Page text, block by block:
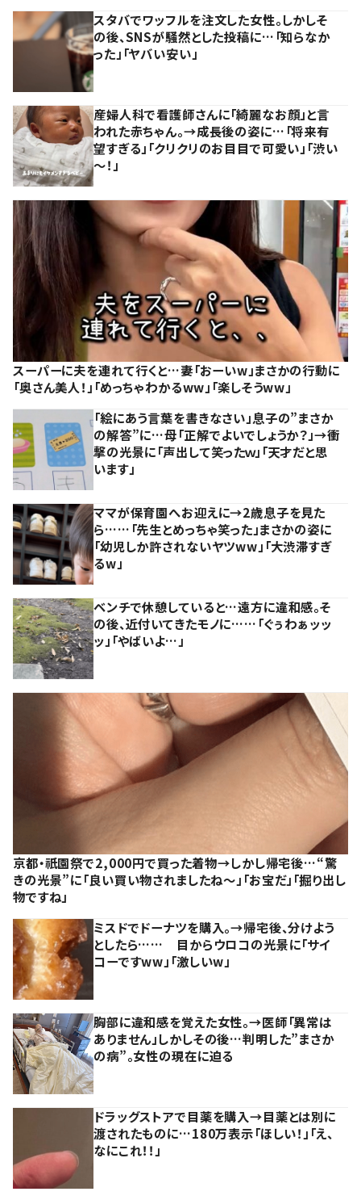
スタバでワッフルを注文した女性。しかしそ
の後、SNSが騒然とした投稿に…「知らなか
った」「ヤバい安い」
産婦人科で看護師さんに「綺麗なお顔」と言
われた赤ちゃん。→成長後の姿に…「将来有
望すぎる」「クリクリのお目目で可愛い」「渋い
～！」
スーパーに夫を連れて行くと…妻「おーいw」まさかの行動に
「奥さん美人！」「めっちゃわかるww」「楽しそうww」
「絵にあう言葉を書きなさい」息子の”まさか
の解答”に…母「正解でよいでしょうか？」→衝
撃の光景に「声出して笑ったｗ」「天才だと思
います」
ママが保育園へお迎えに→2歳息子を見た
ら……「先生とめっちゃ笑った」まさかの姿に
「幼児しか許されないヤツww」「大渋滞すぎ
るw」
ベンチで休憩していると…遠方に違和感。そ
の後、近付いてきたモノに……「ぐぅわぁッッ
ッ」「やばいよ…」
京都・祇園祭で2,000円で買った着物→しかし帰宅後…“驚
きの光景”に「良い買い物されましたね～」「お宝だ」「掘り出し
物ですね」
ミスドでドーナツを購入。→帰宅後、分けよう
としたら…… 目からウロコの光景に「サイ
コーですww」「激しいw」
胸部に違和感を覚えた女性。→医師「異常は
ありません」しかしその後…判明した”まさか
の病”。女性の現在に迫る
ドラッグストアで目薬を購入→目薬とは別に
渡されたものに…180万表示「ほしい！」「え、
なにこれ！！」